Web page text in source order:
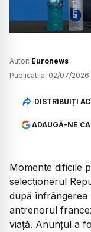
Autor: Euronews
Publicat la: 02/07/2026
DISTRIBUIȚI
ADAUGĂ-NE CA
Momente dificile
selecționerul
după înfrângerea
antrenorul
viață. Anunțul a